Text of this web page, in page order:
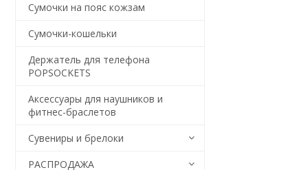
Сумочки на пояс кожзам
Сумочки-кошельки
Держатель для телефона
POPSOCKETS
Аксессуары для наушников и
фитнес-браслетов
Сувениры и брелоки
РАСПРОДАЖА